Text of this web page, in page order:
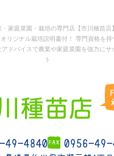
・家庭菜園・栽培の専門店【市川種苗店
リジナル栽培説明書付！ 専門資格を持
アドバイスで農業や家庭菜園を強力にサ
ト